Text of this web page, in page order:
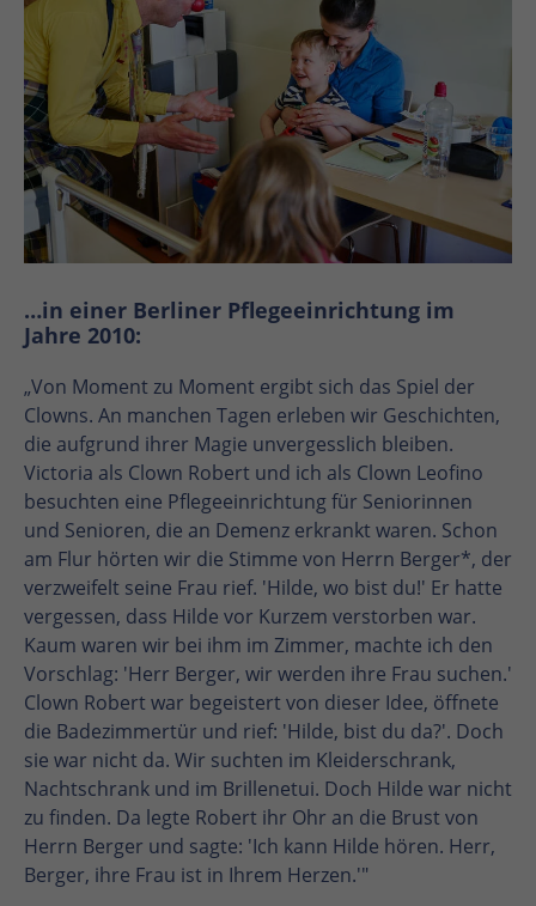
…in einer Berliner Pflegeeinrichtung im
Jahre 2010:
„Von Moment zu Moment ergibt sich das Spiel der
Clowns. An manchen Tagen erleben wir Geschichten,
die aufgrund ihrer Magie unvergesslich bleiben.
Victoria als Clown Robert und ich als Clown Leofino
besuchten eine Pflegeeinrichtung für Seniorinnen
und Senioren, die an Demenz erkrankt waren. Schon
am Flur hörten wir die Stimme von Herrn Berger*, der
verzweifelt seine Frau rief. 'Hilde, wo bist du!' Er hatte
vergessen, dass Hilde vor Kurzem verstorben war.
Kaum waren wir bei ihm im Zimmer, machte ich den
Vorschlag: 'Herr Berger, wir werden ihre Frau suchen.'
Clown Robert war begeistert von dieser Idee, öffnete
die Badezimmertür und rief: 'Hilde, bist du da?'. Doch
sie war nicht da. Wir suchten im Kleiderschrank,
Nachtschrank und im Brillenetui. Doch Hilde war nicht
zu finden. Da legte Robert ihr Ohr an die Brust von
Herrn Berger und sagte: 'Ich kann Hilde hören. Herr,
Berger, ihre Frau ist in Ihrem Herzen.'"